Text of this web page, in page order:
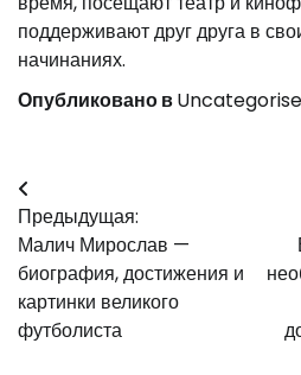
поддерживают друг друга в
начинаниях.
Опубликовано в
Навигация
по
записям
Предыдущая:
Малич Мирослав —
биография, достижения и
картинки великого
футболиста